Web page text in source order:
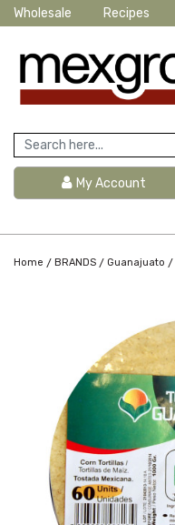
Wholesale Recipes
My Account
Home / BRANDS / Guanajuato /